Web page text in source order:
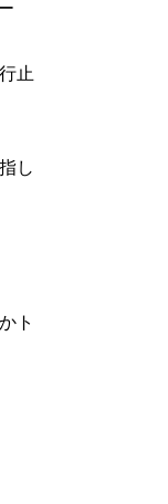
止
し
ト